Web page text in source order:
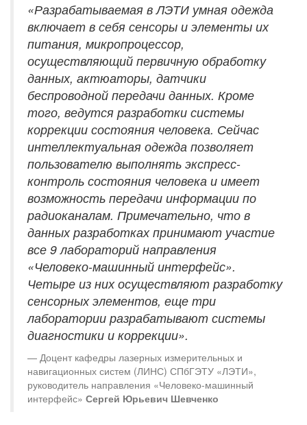
«Разрабатываемая в ЛЭТИ умная одежда
включает в себя сенсоры и элементы их
питания, микропроцессор,
осуществляющий первичную обработку
данных, актюаторы, датчики
беспроводной передачи данных. Кроме
того, ведутся разработки системы
коррекции состояния человека. Сейчас
интеллектуальная одежда позволяет
пользователю выполнять экспресс-
контроль состояния человека и имеет
возможность передачи информации по
радиоканалам. Примечательно, что в
данных разработках принимают участие
все 9 лабораторий направления
«Человеко-машинный интерфейс».
Четыре из них осуществляют разработку
сенсорных элементов, еще три
лаборатории разрабатывают системы
диагностики и коррекции».
Доцент кафедры лазерных измерительных и
навигационных систем (ЛИНС) СПбГЭТУ «ЛЭТИ»,
руководитель направления «Человеко-машинный
интерфейс» Сергей Юрьевич Шевченко